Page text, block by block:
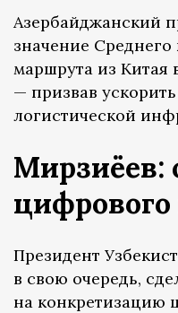
Азербайджанский
значение
маршрута из Китая
— призвав
логистической
Мирзиёев:
Президент
в свою очередь,
на конкретизацию